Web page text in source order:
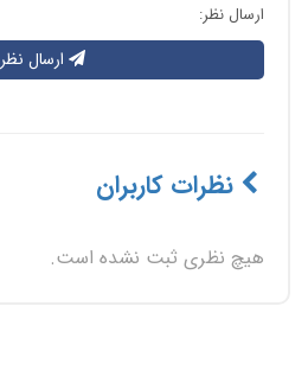
ارسال نظر:
ارسال نظر
نظرات کاربران
هیچ نظری ثبت نشده است.